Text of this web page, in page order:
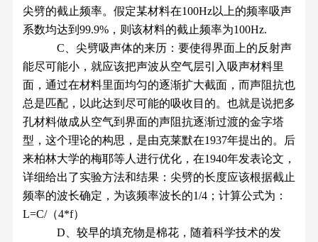
尖劈的截止频率。假定某材料在100Hz以上的频率吸声
系数均达到99.9%，则该材料的截止频率为100Hz.
C 、尖劈吸声体的来历：要使得界面上的反射声
能尽可能小，就应该把声波从空气层引入吸声材料里
面，通过在材料里面均匀的逐渐扩大截面，而声阻抗也
总是匹配，以此达到尽可能的吸收目的。也就是说把多
孔材料做成从空气到界面的声阻抗逐渐过渡的金字塔
型，这个理论的构思，是由克莱默在1937年提出的。后
来柏林大学的梅耶等人进行优化，在1940年发表论文，
详细给出了实验方法和结果：尖劈的长度应该根据截止
频率的波长确定，为该频率波长的1/4；计算公式为：
L=C/（4*f）
D、较早的填充物是棉花，随着科学技术的发